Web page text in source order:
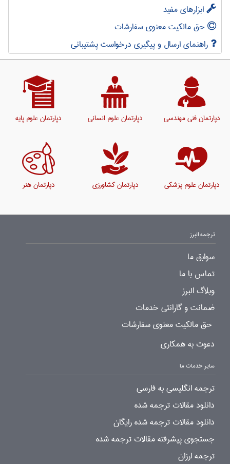
ابزارهای مفید
حق مالکیت معنوی سفارشات
راهنمای ارسال و پیگیری درخواست پشتیبانی
دپارتمان فنی مهندسی دپارتمان علوم انسانی دپارتمان علوم پایه
دپارتمان علوم پزشکی دپارتمان کشاورزی دپارتمان هنر
ترجمه البرز
سوابق ما
تماس با ما
وبلاگ البرز
ضمانت و گارانتی خدمات
حق مالکیت معنوی سفارشات
دعوت به همکاری
سایر خدمات ما
ترجمه انگلیسی به فارسی
دانلود مقالات ترجمه شده
دانلود مقالات ترجمه شده رایگان
جستجوی پیشرفته مقالات ترجمه شده
ترجمه ارزان